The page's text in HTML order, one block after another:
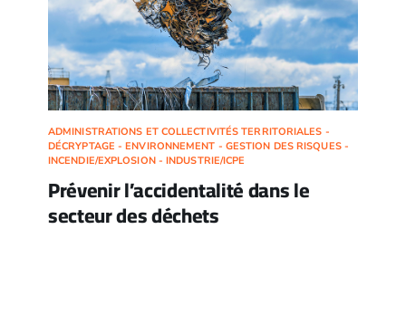
ADMINISTRATIONS ET COLLECTIVITÉS TERRITORIALES -
DÉCRYPTAGE - ENVIRONNEMENT - GESTION DES RISQUES -
INCENDIE/EXPLOSION - INDUSTRIE/ICPE
Prévenir l’accidentalité dans le
secteur des déchets